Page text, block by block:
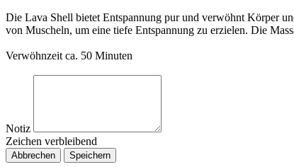
Die Lava Shell bietet Entspannung pur und verwöhnt Körper
von Muscheln, um eine tiefe Entspannung zu erzielen. Die
Verwöhnzeit ca. 50 Minuten
Notiz
Zeichen verbleibend
Abbrechen Speichern